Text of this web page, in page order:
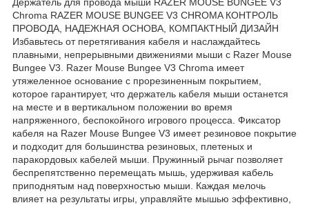
Chroma RAZER MOUSE BUNGEE V3 CHROMA КОНТРОЛЬ
ПРОВОДА, НАДЕЖНАЯ ОСНОВА, КОМПАКТНЫЙ ДИЗАЙН
Избавьтесь от перетягивания кабеля и наслаждайтесь
плавными, непрерывными движениями мыши с Razer Mouse
Bungee V3. Razer Mouse Bungee V3 Chroma имеет
утяжеленное основание с прорезиненным покрытием,
которое гарантирует, что держатель кабеля мыши останется
на месте и в вертикальном положении во время
напряженного, беспокойного игрового процесса. Фиксатор
кабеля на Razer Mouse Bungee V3 имеет резиновое покрытие
и подходит для большинства резиновых, плетеных и
паракордовых кабелей мыши. Пружинный рычаг позволяет
беспрепятственно перемещать мышь, удерживая кабель
приподнятым над поверхностью мыши. Каждая мелочь
влияет на результаты игры, управляйте мышью эффективно,